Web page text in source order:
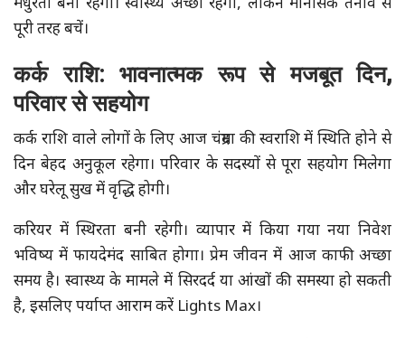
मधुरता बनी रहेगी। स्वास्थ्य अच्छा रहेगा, लेकिन मानसिक तनाव से
पूरी तरह बचें।
कर्क राशि: भावनात्मक रूप से मजबूत दिन,
परिवार से सहयोग
कर्क राशि वाले लोगों के लिए आज चंद्रमा की स्वराशि में स्थिति होने से
दिन बेहद अनुकूल रहेगा। परिवार के सदस्यों से पूरा सहयोग मिलेगा
और घरेलू सुख में वृद्धि होगी।
करियर में स्थिरता बनी रहेगी। व्यापार में किया गया नया निवेश
भविष्य में फायदेमंद साबित होगा। प्रेम जीवन में आज काफी अच्छा
समय है। स्वास्थ्य के मामले में सिरदर्द या आंखों की समस्या हो सकती
है, इसलिए पर्याप्त आराम करें Lights Max।